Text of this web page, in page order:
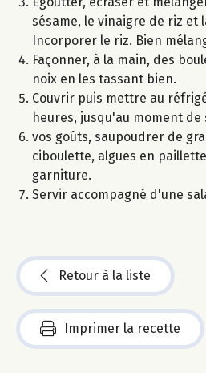
sésame, le vinaigre de riz et
Incorporer le riz. Bien
Façonner, à la main, des
noix en les tassant bien.
Couvrir puis mettre au
heures, jusqu'au moment de
vos goûts, saupoudrer de
ciboulette, algues en
garniture.
Servir accompagné d'une
Retour à la liste
Imprimer la recette